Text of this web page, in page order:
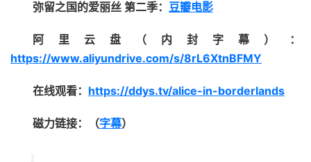
弥留之国的爱丽丝 第二季： 豆瓣电影
阿里云盘（内封字幕）：
https://www.aliyundrive.com/s/8rL6XtnBFMY
在线观看： https://ddys.tv/alice-in-borderlands
磁力链接：（字幕）